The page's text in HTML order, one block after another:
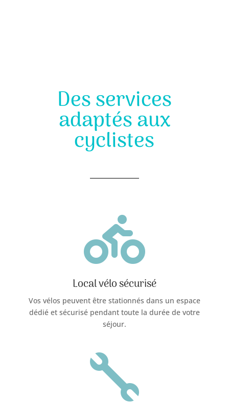
Des services
adaptés aux
cyclistes

Local vélo sécurisé
Vos vélos peuvent être stationnés dans un espace
dédié et sécurisé pendant toute la durée de votre
séjour.
